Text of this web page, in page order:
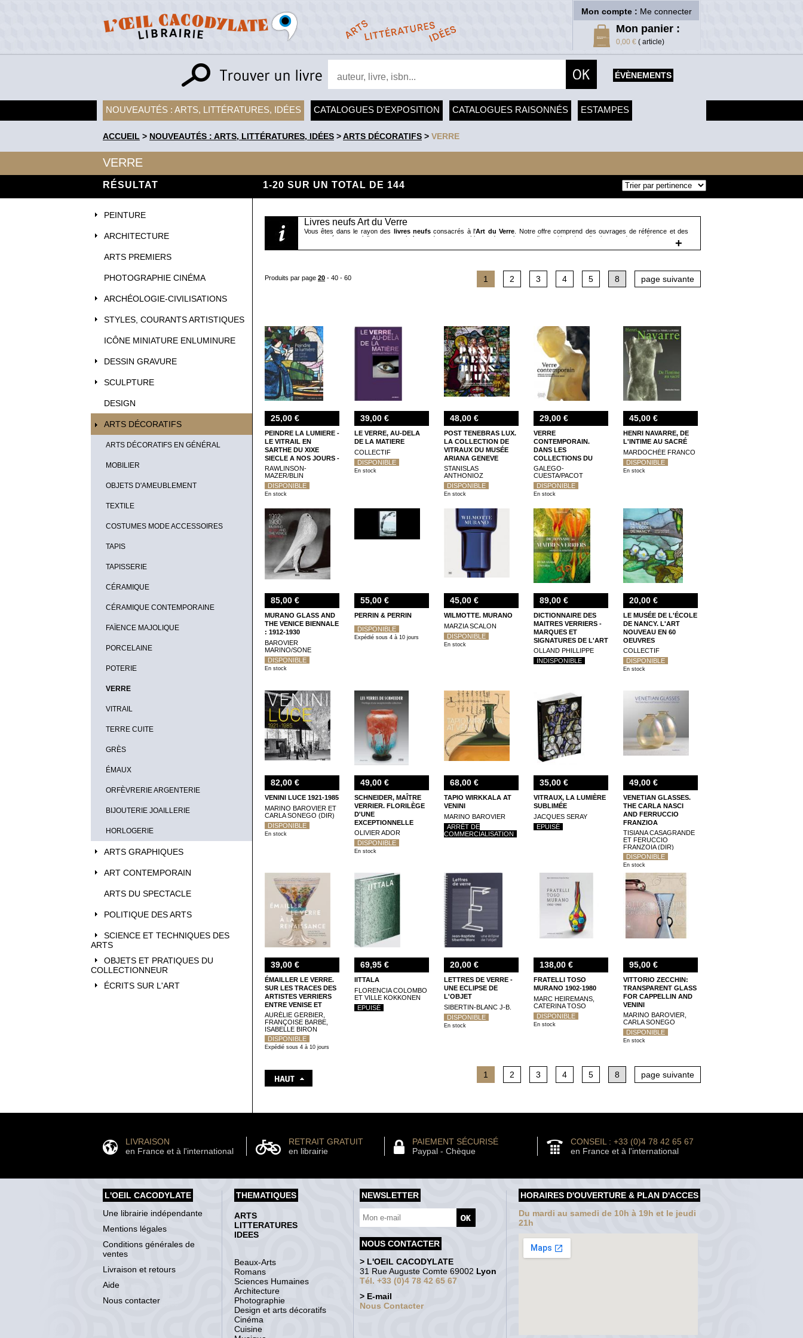
Mon compte : Me connecter
Mon panier :
0,00 € ( article)
ÉVÈNEMENTS
NOUVEAUTÉS : ARTS, LITTÉRATURES, IDÉES CATALOGUES D'EXPOSITION CATALOGUES RAISONNÉS ESTAMPES
ACCUEIL > NOUVEAUTÉS : ARTS, LITTÉRATURES, IDÉES >ARTS DÉCORATIFS > VERRE
VERRE
RÉSULTAT 1-20 SUR UN TOTAL DE 144
PEINTURE
ARCHITECTURE
ARTS PREMIERS
PHOTOGRAPHIE CINÉMA
ARCHÉOLOGIE-CIVILISATIONS
STYLES, COURANTS ARTISTIQUES
ICÔNE MINIATURE ENLUMINURE
DESSIN GRAVURE
SCULPTURE
DESIGN
ARTS DÉCORATIFS
ARTS DÉCORATIFS EN GÉNÉRAL
MOBILIER
OBJETS D'AMEUBLEMENT
TEXTILE
COSTUMES MODE ACCESSOIRES
TAPIS
TAPISSERIE
CÉRAMIQUE
CÉRAMIQUE CONTEMPORAINE
FAÏENCE MAJOLIQUE
PORCELAINE
POTERIE
VERRE
VITRAIL
TERRE CUITE
GRÈS
ÉMAUX
ORFÈVRERIE ARGENTERIE
BIJOUTERIE JOAILLERIE
HORLOGERIE
ARTS GRAPHIQUES
ART CONTEMPORAIN
ARTS DU SPECTACLE
POLITIQUE DES ARTS
SCIENCE ET TECHNIQUES DES
ARTS
OBJETS ET PRATIQUES DU
COLLECTIONNEUR
ÉCRITS SUR L'ART
Livres neufs Art du Verre
Vous êtes dans le rayon des livres neufsconsacrés à l'Art du Verre . Notre offre comprend des ouvrages de référence et des
nouveautés, essentiellement sous la forme de monographies et de catalogues d'exposition, de collections ou de musées, et couvre
l'ensemble de l'histoire du verre de l'Antiquité à la création contemporaine, dans différentes aires géographiques et culturelles. Vous
trouverez dans ce rayon des livres d'art consacrés à Baccarat, Daum, François Décorchemont, Gallé, Max Ingrand, Angelo
Lalique. Catalogue raisonné de l'oeuvre de verre", deux catalogues publiés par Félix Marcilhac aux Editions de l'Amateur.
+
Produits par page 20 - 40 - 60 1 2 3 4 5 8 page suivante
25,00 €
PEINDRE LA LUMIERE -
LE VITRAIL EN
SARTHE DU XIXE
SIECLE A NOS JOURS -
ILLUSTRATIONS,
COULEUR
RAWLINSON-
MAZER/BLIN
DISPONIBLE
En stock
39,00 €
LE VERRE, AU-DELA
DE LA MATIERE
COLLECTIF
DISPONIBLE
En stock
48,00 €
POST TENEBRAS LUX.
LA COLLECTION DE
VITRAUX DU MUSÉE
ARIANA GENEVE
STANISLAS
ANTHONIOZ
DISPONIBLE
En stock
29,00 €
VERRE
CONTEMPORAIN.
DANS LES
COLLECTIONS DU
MUSÉE DES BEAUX-
ARTS DE NANCY
GALEGO-
CUESTA/PACOT
DISPONIBLE
En stock
45,00 €
HENRI NAVARRE, DE
L'INTIME AU SACRÉ
MARDOCHÉE FRANCO
DISPONIBLE
En stock
85,00 €
MURANO GLASS AND
THE VENICE BIENNALE
: 1912-1930
BAROVIER
MARINO/SONE
DISPONIBLE
En stock
55,00 €
PERRIN & PERRIN
DISPONIBLE
Expédié sous 4 à 10 jours
45,00 €
WILMOTTE. MURANO
MARZIA SCALON
DISPONIBLE
En stock
89,00 €
DICTIONNAIRE DES
MAITRES VERRIERS -
MARQUES ET
SIGNATURES DE L'ART
NOUVEAU A L'ART
DECO
OLLAND PHILLIPPE
INDISPONIBLE
20,00 €
LE MUSÉE DE L'ÉCOLE
DE NANCY. L'ART
NOUVEAU EN 60
OEUVRES
COLLECTIF
DISPONIBLE
En stock
82,00 €
VENINI LUCE 1921-1985
MARINO BAROVIER ET
CARLA SONEGO (DIR)
DISPONIBLE
En stock
49,00 €
SCHNEIDER, MAÎTRE
VERRIER. FLORILÈGE
D'UNE
EXCEPTIONNELLE
COLLECTION
OLIVIER ADOR
DISPONIBLE
En stock
68,00 €
TAPIO WIRKKALA AT
VENINI
MARINO BAROVIER
ARRÊT DE
COMMERCIALISATION
35,00 €
VITRAUX, LA LUMIÈRE
SUBLIMÉE
JACQUES SERAY
EPUISÉ
49,00 €
VENETIAN GLASSES.
THE CARLA NASCI
AND FERRUCCIO
FRANZIOA
COLLECTION
TISIANA CASAGRANDE
ET FERUCCIO
FRANZOIA (DIR)
DISPONIBLE
En stock
39,00 €
ÉMAILLER LE VERRE.
SUR LES TRACES DES
ARTISTES VERRIERS
ENTRE VENISE ET
FRANCE
AURÉLIE GERBIER,
FRANÇOISE BARBE,
ISABELLE BIRON
DISPONIBLE
Expédié sous 4 à 10 jours
69,95 €
IITTALA
FLORENCIA COLOMBO
ET VILLE KOKKONEN
EPUISÉ
20,00 €
LETTRES DE VERRE -
UNE ECLIPSE DE
L'OBJET
SIBERTIN-BLANC J-B.
DISPONIBLE
En stock
138,00 €
FRATELLI TOSO
MURANO 1902-1980
MARC HEIREMANS,
CATERINA TOSO
DISPONIBLE
En stock
95,00 €
VITTORIO ZECCHIN:
TRANSPARENT GLASS
FOR CAPPELLIN AND
VENINI
MARINO BAROVIER,
CARLA SONEGO
DISPONIBLE
En stock
1 2 3 4 5 8 page suivante
LIVRAISON
en France et à l'international
RETRAIT GRATUIT
en librairie
PAIEMENT SÉCURISÉ
Paypal - Chèque
CONSEIL : +33 (0)4 78 42 65 67
en France et à l'international
L'OEIL CACODYLATE
Une librairie indépendante
Mentions légales
Conditions générales de
ventes
Livraison et retours
Aide
Nous contacter
THEMATIQUES
ARTS
LITTERATURES
IDEES
Beaux-Arts
Romans
Sciences Humaines
Architecture
Photographie
Design et arts décoratifs
Cinéma
Cuisine
NEWSLETTER
NOUS CONTACTER
> L'OEIL CACODYLATE
31 Rue Auguste Comte 69002 Lyon
Tél. +33 (0)4 78 42 65 67
> E-mail
Nous Contacter
HORAIRES D'OUVERTURE & PLAN D'ACCES
Du mardi au samedi de 10h à 19h et le jeudi
21h